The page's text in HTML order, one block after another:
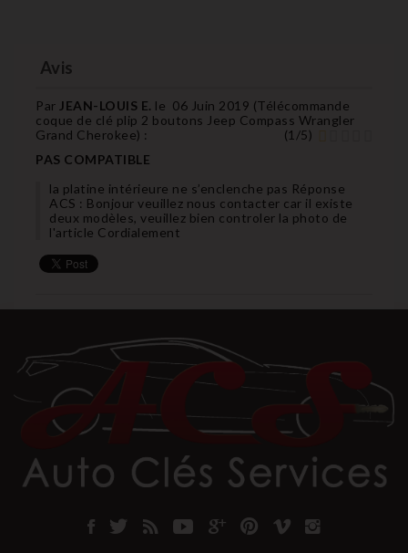
Avis
Par JEAN-LOUIS E. le 06 Juin 2019 (Télécommande
coque de clé plip 2 boutons Jeep Compass Wrangler
Grand Cherokee) : (1 /5)
PAS COMPATIBLE
la platine intérieure ne s’enclenche pas Réponse
ACS : Bonjour veuillez nous contacter car il existe
deux modèles, veuillez bien controler la photo de
l'article Cordialement